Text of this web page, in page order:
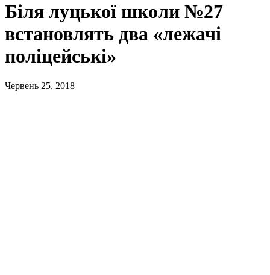
Біля луцької школи №27
встановлять два «лежачі
поліцейські»
Червень 25, 2018